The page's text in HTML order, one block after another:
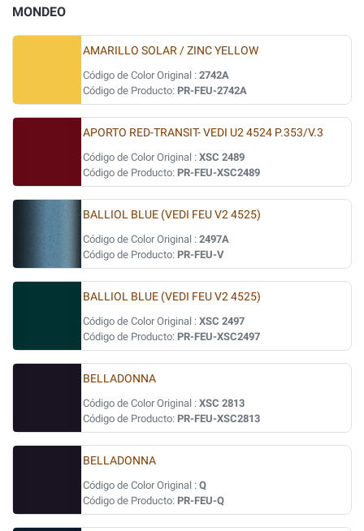
MONDEO
AMARILLO SOLAR / ZINC YELLOW
Código de Color Original : 2742A
Código de Producto: PR-FEU-2742A
APORTO RED-TRANSIT- VEDI U2 4524 P.353/V.3
Código de Color Original : XSC 2489
Código de Producto: PR-FEU-XSC2489
BALLIOL BLUE (VEDI FEU V2 4525)
Código de Color Original : 2497A
Código de Producto: PR-FEU-V
BALLIOL BLUE (VEDI FEU V2 4525)
Código de Color Original : XSC 2497
Código de Producto: PR-FEU-XSC2497
BELLADONNA
Código de Color Original : XSC 2813
Código de Producto: PR-FEU-XSC2813
BELLADONNA
Código de Color Original : Q
Código de Producto: PR-FEU-Q